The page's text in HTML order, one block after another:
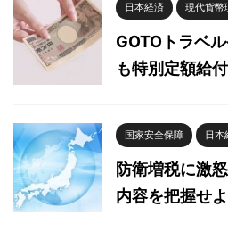
日本経済 現代貨幣
GOTOトラベ
も特別定額給
国家安全保障 日本
防衛増税に激
内容を把握せ